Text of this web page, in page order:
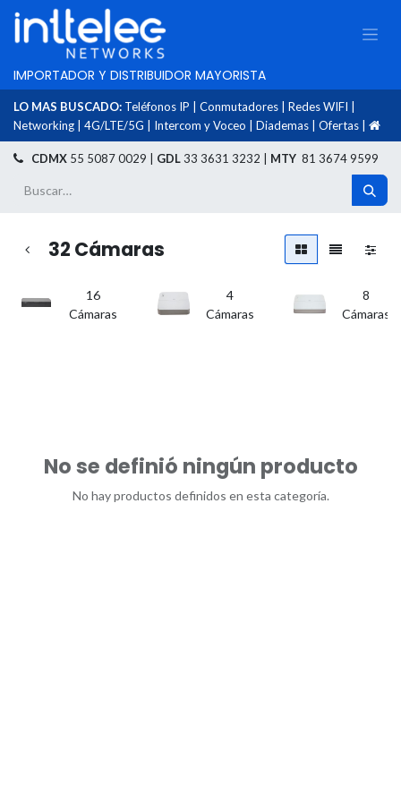
IMPORTADOR Y DISTRIBUIDOR MAYORISTA
LO MAS BUSCADO: Teléfonos IP Conmutadores Redes WIFI
Networking
4G/LTE/5G Intercom y Voceo Diademas Ofertas
CDMX 55 5087 0029 | GDL33 3631 3232 | MTY 81 3674 9599
32 Cámaras
16
Cámaras
4
Cámaras
8
Cámaras
No se definió ningún producto
No hay productos definidos en esta categoría.